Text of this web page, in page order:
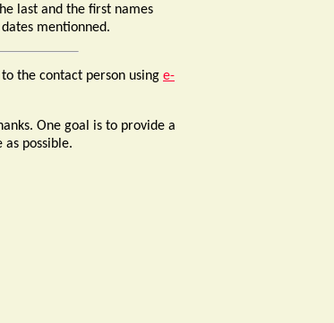
last and the first names
mentionned.
the contact person using e-
One goal is to provide a
possible.